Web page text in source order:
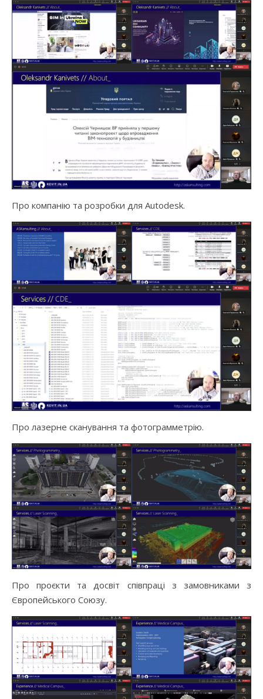
Про компанію та розробки для Autodesk.
Про лазерне сканування та фотограмметрію.
Про проєкти та досвіт співпраці з замовниками з
Європейського Союзу.